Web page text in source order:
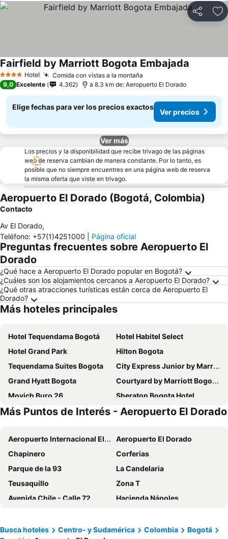
Compartir
4 EstrellasHotel Comida con vistas a la montaña
Fairfield by Marriott Bogota Embajada
9,0 Excelente 4.362 a 8.3 km de: Aeropuerto El Dorado
Elige fechas para ver los precios exactos
Ver precios
Ver más
Los precios y la disponibilidad que recibe trivago de las páginas
web de reserva cambian de manera constante. Por lo tanto, es
posible que no siempre encuentres en una página web de reserva
la misma oferta que viste en trivago.
Aeropuerto El Dorado (Bogotá, Colombia)
Contacto
Av El Dorado,
Teléfono: +57(1)4251000 Página oficial
Preguntas frecuentes sobre Aeropuerto El
Dorado
¿Qué hace a Aeropuerto El Dorado popular en Bogotá?
¿Cuáles son los alojamientos cercanos a Aeropuerto El Dorado?
¿Qué otras atracciones turísticas están cerca de Aeropuerto El
Dorado?
Más hoteles principales
Hotel Tequendama Bogotá
Hotel Habitel Select
Hotel Grand Park
Hilton Bogota
Tequendama Suites Bogota
City Express Junior by Marriott Bogota Aeropuerto
Grand Hyatt Bogota
Courtyard by Marriott Bogota Airport
Movich Buro 26
Sheraton Bogota Hotel
Hotel Habitel Prime
Holiday Inn Express & Suites Bogota Dc By Ihg
ibis Bogota Museo
Hotel Distrito ZF
NH Collection Bogotá WTC Royal
Casa Dann Carlton Hotel & Spa
Radisson Bogota Metrotel
Hotel Dann Carlton Bogota
Vilar America
GHL Hotel Capital
Hotel Madisson Inn Luxury By GEH Suites
Aloft Bogota Airport
Spotty Hotels
NH Bogotá Urban 26 Royal
Más Puntos de Interés - Aeropuerto El Dorado
Aeropuerto Internacional El Dorado
Aeropuerto El Dorado
Chapinero
Corferias
Parque de la 93
La Candelaria
Teusaquillo
Zona T
Avenida Chile - Calle 72
Hacienda Nápoles
Usaquén
Centro Comercial Andino
Busca hoteles Centro- y Sudamérica Colombia
Bogotá